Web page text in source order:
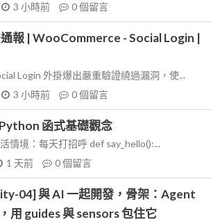
3 小時前 0個留言
報 | WooCommerce - Social Login |
Login 外掛爆出嚴重驗證繞過漏洞，使...
3 小時前 0個留言
函式基礎觀念
情境：每天打招呼 def say_hello():...
1 天前 0個留言
04] 與 AI 一起開發，骨架：Agent
用 guides 與 sensors 包住它